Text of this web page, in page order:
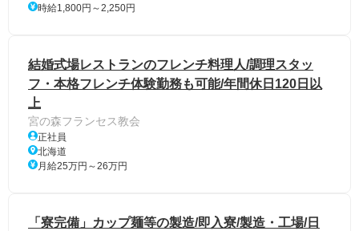
時給1,800円～2,250円
結婚式場レストランのフレンチ料理人/調理スタッ
フ・本格フレンチ体験勤務も可能/年間休日120日以
上
宮の森フランセス教会
正社員
北海道
月給25万円～26万円
「寮完備」カップ麺等の製造/即入寮/製造・工場/日